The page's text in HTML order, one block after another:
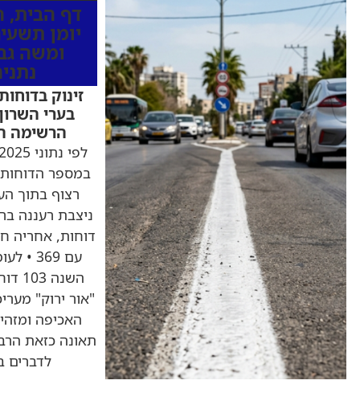
דף הבית,
יומן
ומשה
זינוק
בערי
הרשימה
במספר
רצוף בתוך
עם
"אור ירוק"
האכיפה
תאונה כזאת
לדברים